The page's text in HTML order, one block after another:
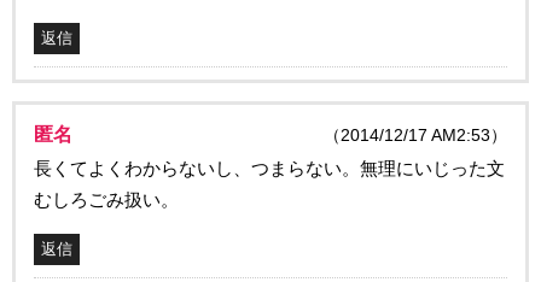
返信
匿名 （2014/12/17 AM2:53）
長くてよくわからないし、つまらない。無理にいじった文
むしろごみ扱い。
返信